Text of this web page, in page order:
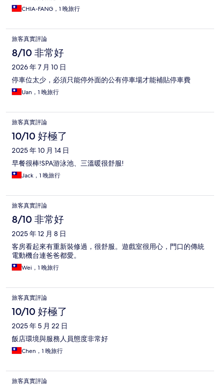
CHIA-FANG，1 晚旅行
旅客真實評論
8/10 非常好
2026 年 7 月 10 日
停車位太少，必須只能停外面的公有停車場才能補貼停車費
Uan，1 晚旅行
旅客真實評論
10/10 好極了
2025 年 10 月 14 日
早餐很棒!SPA游泳池、三溫暖很舒服!
Jack，1 晚旅行
旅客真實評論
8/10 非常好
2025 年 12 月 8 日
客房看起來有重新裝修過，很舒服。遊戲室很用心，門口的傳統
電動機台連爸爸都愛。
Wei，1 晚旅行
旅客真實評論
10/10 好極了
2025 年 5 月 22 日
飯店環境與服務人員態度非常好
Chen，1 晚旅行
旅客真實評論